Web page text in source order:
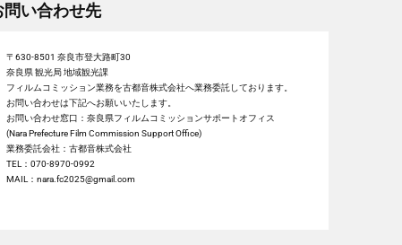
問い合わせ先
〒630-8501 奈良市登大路町30
奈良県 観光局 地域観光課
フィルムコミッション業務を古都音株式会社へ業務委託しております。
お問い合わせは下記へお願いいたします。
お問い合わせ窓口：奈良県フィルムコミッションサポートオフィス
(Nara Prefecture Film Commission Support Office)
業務委託会社：古都音株式会社
TEL：070-8970-0992
MAIL：nara.fc2025@gmail.com